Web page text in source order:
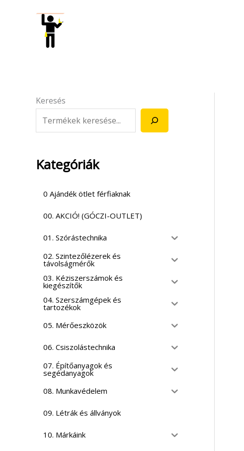
Keresés
Kategóriák
0 Ajándék ötlet férfiaknak
00. AKCIÓ! (GÓCZI-OUTLET)
01. Szórástechnika
02. Szintezőlézerek és
távolságmérők
03. Kéziszerszámok és
kiegészítők
04. Szerszámgépek és
tartozékok
05. Mérőeszközök
06. Csiszolástechnika
07. Építőanyagok és
segédanyagok
08. Munkavédelem
09. Létrák és állványok
10. Márkáink